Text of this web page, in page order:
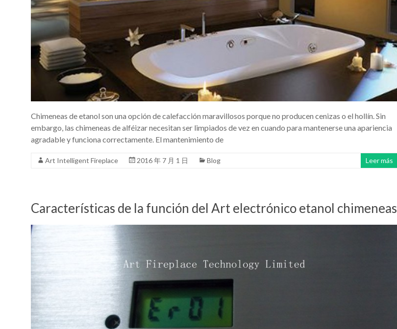
Chimeneas de etanol son una opción de calefacción maravillosos porque no producen cenizas o el hollín. Sin
embargo, las chimeneas de alféizar necesitan ser limpiados de vez en cuando para mantenerse una apariencia
agradable y funciona correctamente. El mantenimiento de
Art Intelligent Fireplace 2016 年 7 月 1 日 Blog Leer más
Características de la función del Art electrónico etanol chimeneas